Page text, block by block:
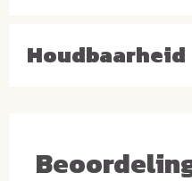
(rijstmeel,
extra
Houdbaarheid